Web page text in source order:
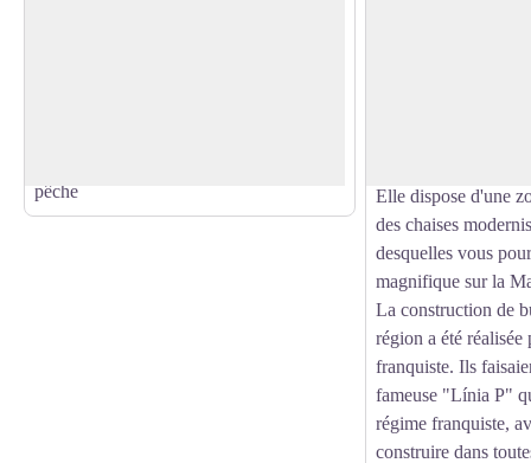
pêche
Elle dispose d'une
des chaises
desquelles vous
magnifique sur la
La construction de
région a été réalisée
franquiste. Ils
fameuse "Línia P"
régime franquiste,
construire dans